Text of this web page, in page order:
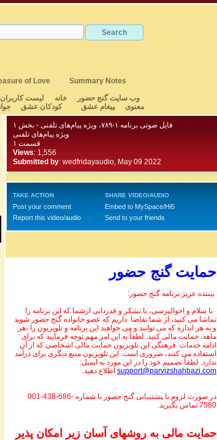
of Love
Summary Notes
وب سایت گنج حضور
خانه لیست
معنوی
پیغام عشق کودکان عشق
فایل صوتی برنامه ۱-۷۸۹، ویژه پیام‌های تلفنی - بخش ۱
ویژه پیام‌های تلفنی
قسمت ۱
Views: 1,556
Submitted by: wedfridayaudio, May 09 2022
TAKE ACTION
Post your comment
Report this video/audio
SHARE VIDEO/AUDIO
Embed to MySpace/Hi5
Send to your friends
حمایت گنج حضور
بیننده عزیز برنامه گنج حضور:
با سلام و احوالپرسی، با تشکر و قدردانی ازشما که این برنامه را
تماشا می کنید، از شما تقاضا داریم که عضو خانواده گنج حضور شوید
و به هر اندازه که می توانید و می خواهید این برنامه و تلویزیون را ،هر
ماهه، حمایت مالی کنید. لطفاً به این امر مهم توجه فرمایید که برای
ادامه خدمات فرهنگی این تلویزیون حمایت مالی اشخاصی که از آن
استفاده می کنند، ضروری است. این تلویزیون منبع دیگری برای درآمد
ندارد. لطفاً تصمیم خود را در این مورد به ایمیل:
support@parvizshahbazi.com اطلاع دهید.
در صورت لزوم با ‍پشتیبانی گنج حضور با شماره 001-438-686-
7580 تماس بگیرید.
حمایت مالی به روشهای آسان زیر امکان پذیر